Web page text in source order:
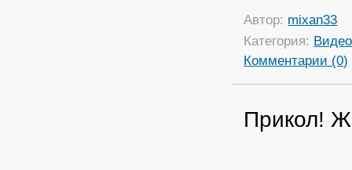
Автор: mixan33
Категория: Видео
Комментарии (0)
Прикол!